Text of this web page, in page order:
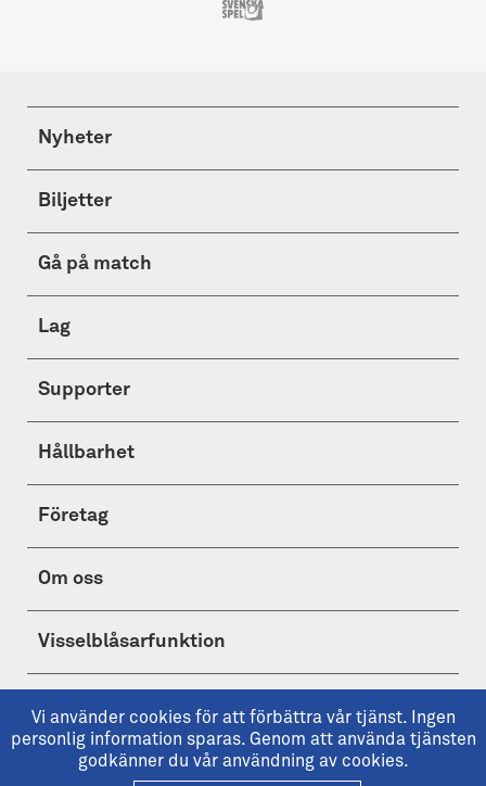
Nyheter
Biljetter
Gå på match
Lag
Supporter
Hållbarhet
Företag
Om oss
Visselblåsarfunktion
Vi använder cookies för att förbättra vår tjänst. Ingen
personlig information sparas. Genom att använda tjänsten
godkänner du vår användning av cookies.